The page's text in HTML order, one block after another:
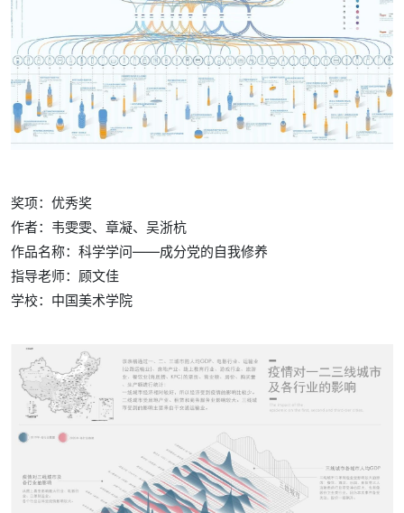
奖项：优秀奖
作者：韦雯雯、章凝、吴浙杭
作品名称：科学学问——成分党的自我修养
指导老师：顾文佳
学校： 中国美术学院